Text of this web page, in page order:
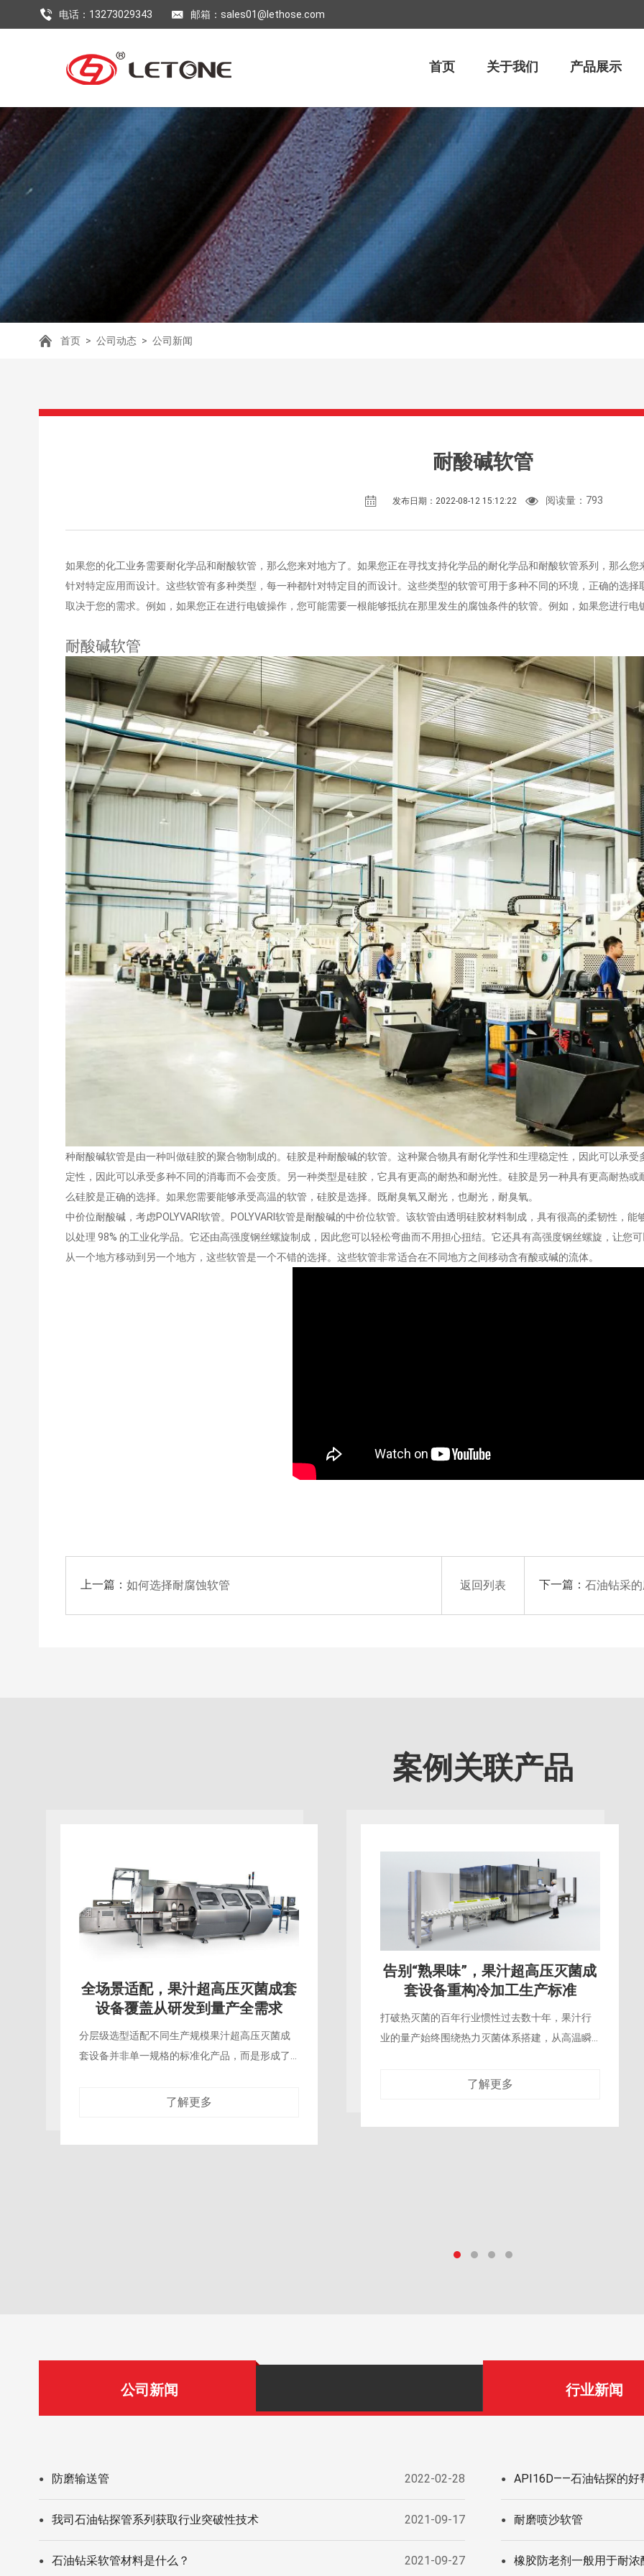
电话：13273029343 邮箱：sales01@lethose.com
首页 关于我们 产品展示
首页 > 公司动态 > 公司新闻
耐酸碱软管
发布日期：2022-08-12 15:12:22 阅读量： 793
如果您的化工业务需要耐化学品和耐酸软管，那么您来对地方了。如果您正在寻找支持化学品的耐化学品和耐酸软管系列，那么
针对特定应用而设计。这些软管有多种类型，每一种都针对特定目的而设计。这些类型的软管可用于多种不同的环境，正确的选
取决于您的需求。例如，如果您正在进行电镀操作，您可能需要一根能够抵抗在那里发生的腐蚀条件的软管。例如，如果您进行
耐酸碱软管
种耐酸碱软管是由一种叫做硅胶的聚合物制成的。硅胶是种耐酸碱的软管。这种聚合物具有耐化学性和生理稳定性，因此可以承
定性，因此可以承受多种不同的消毒而不会变质。另一种类型是硅胶，它具有更高的耐热和耐光性。硅胶是另一种具有更高耐热
么硅胶是正确的选择。如果您需要能够承受高温的软管，硅胶是选择。既耐臭氧又耐光，也耐光，耐臭氧。
中价位耐酸碱，考虑POLYVARI软管。POLYVARI软管是耐酸碱的中价位软管。该软管由透明硅胶材料制成，具有很高的柔韧性，
以处理 98% 的工业化学品。它还由高强度钢丝螺旋制成，因此您可以轻松弯曲而不用担心扭结。它还具有高强度钢丝螺旋，让您
从一个地方移动到另一个地方，这些软管是一个不错的选择。这些软管非常适合在不同地方之间移动含有酸或碱的流体。
上一篇： 如何选择耐腐蚀软管 返回列表 下一篇： 石油钻采
案例关联产品
套设备重构冷加工生产标准
打破热灭菌的百年行业惯性过去数十年，果汁行
业的量产始终围绕热力灭菌体系搭建，从高温瞬
时灭菌到巴氏杀菌，所有工艺都建立在“以热换安
品质新高度，苹果汁超高压灭菌助
苹果深加工的转化瓶颈我国是苹果种植大国，每
公司新闻 行业新闻
● 防磨输送管 2022-02-28
● 我司石油钻探管系列获取行业突破性技术 2021-09-17
● 石油钻采软管材料是什么？ 2021-09-27
● API16D——石油钻探的好
● 耐磨喷沙软管
● 橡胶防老剂一般用于耐